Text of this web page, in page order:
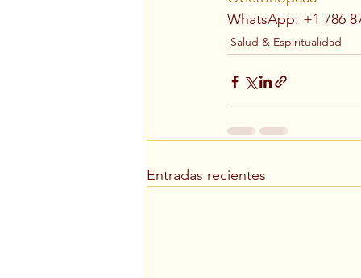
WhatsApp: +1 786
Salud & Espiritualidad
Entradas recientes